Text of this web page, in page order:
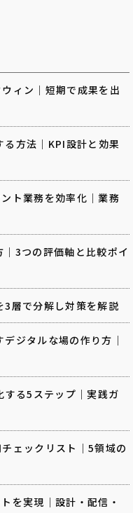
ィン｜短期で成果を出
方法｜KPI設計と効果
ト業務を効率化｜業務
3つの評価軸と比較ポイ
3層で分解し対策を解説
ジタルな場の作り方｜
する5ステップ｜実践ガ
ェックリスト｜5領域の
を実現｜設計・配信・